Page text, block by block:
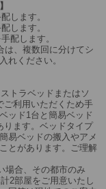
します。
します。
配します。
は、複数回に分けてシ
れください。
トラベッドまたはソ
ご利用いただくため手
ッド1台と簡易ベッド
ります。ベッドタイプ
易ベッドの搬入やアメ
とがあります。ご理解
場合、その都市のみ
2部屋をご用意いたし